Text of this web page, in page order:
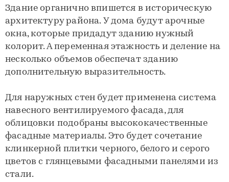
Здание органично впишется в историческую
архитектуру района. У дома будут арочные
окна, которые придадут зданию нужный
колорит. А переменная этажность и деление на
несколько объемов обеспечат зданию
дополнительную выразительность.
Для наружных стен будет применена система
навесного вентилируемого фасада, для
облицовки подобраны высококачественные
фасадные материалы. Это будет сочетание
клинкерной плитки черного, белого и серого
цветов с глянцевыми фасадными панелями из
стали.